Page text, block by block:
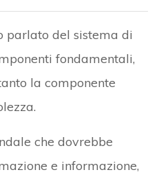
parlato del sistema di
fondamentali,
la componente
che dovrebbe
e informazione,